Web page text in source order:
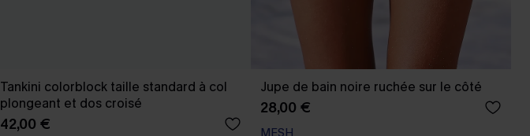
Tankini colorblock taille standard à col
plongeant et dos croisé
42,00 €
Jupe de bain noire ruchée sur le côté
28,00 €
MESH